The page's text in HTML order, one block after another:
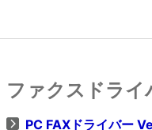
ファクスドライ
PC FAXドライバー